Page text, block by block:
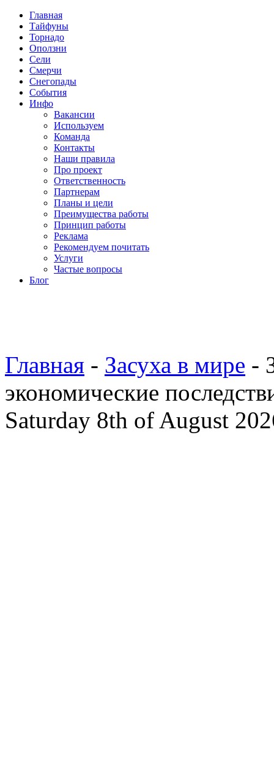
Главная
Тайфуны
Торнадо
Оползни
Сели
Смерчи
Снегопады
События
Инфо
Вакансии
Используем
Команда
Контакты
Наши правила
Про проект
Ответственность
Партнерам
Планы и цели
Преимущества работы
Принцип работы
Реклама
Рекомендуем почитать
Услуги
Частые вопросы
Блог
Главная - Засуха в мире -
экономические
Saturday 8th of August